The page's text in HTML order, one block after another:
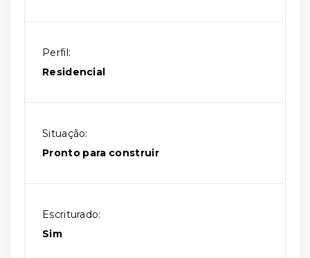
Perfil:
Residencial
Situação:
Pronto para construir
Escriturado:
Sim